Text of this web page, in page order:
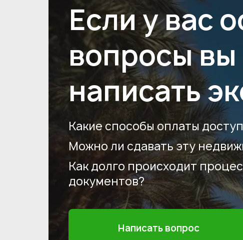
Если у вас
вопросы
написать
Какие способы оплаты
Можно ли сдавать эту
Как долго происходит
документов?
Написать вопрос